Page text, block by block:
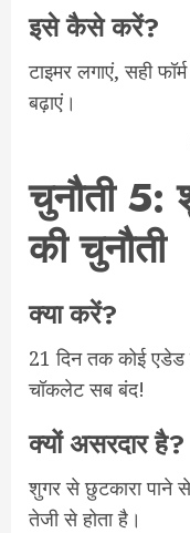
इसे कैसे करें?
टाइमर लगाएं, सही
बढ़ाएं।
चुनौती 5:
की चुनौती
क्या करें?
21 दिन तक कोई एडेड
चॉकलेट सब बंद!
क्यों असरदार है?
शुगर से छुटकारा पाने
तेजी से होता है।